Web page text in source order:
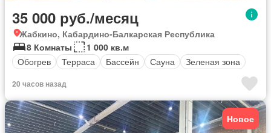
35 000 руб./месяц
Жабкино, Кабардино-Балкарская Республика
8 Комнаты
1 000 кв.м
Обогрев
Терраса Бассейн Сауна Зеленая зона
20 часов назад
Новое